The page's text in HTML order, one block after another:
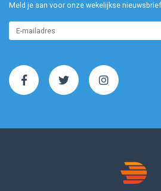
Meld je aan voor onze wekelijkse